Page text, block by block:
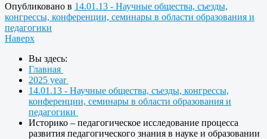
Опубликовано в 14.01.13 - Научные общества, съезды,
конгрессы, конференции, семинары в области образования и
педагогики
Наверх
Вы здесь:
Главная
2025 year
14.01.13 - Научные общества, съезды, конгрессы,
конференции, семинары в области образования и
педагогики
Историко – педагогическое исследование процесса
развития педагогического знания в науке и образовании